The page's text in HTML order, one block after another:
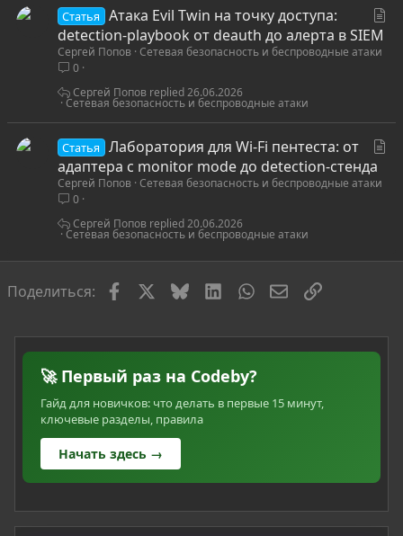
Статья
Атака Evil Twin на точку доступа:
detection-playbook от deauth до алерта в SIEM
Сергей Попов Сетевая безопасность и беспроводные атаки
0
Сетевая безопасность и беспроводные атаки
26.06.2026
Сергей Попов
Статья
Лаборатория для Wi-Fi пентеста: от
адаптера с monitor mode до detection-стенда
Сергей Попов Сетевая безопасность и беспроводные атаки
0
Сетевая безопасность и беспроводные атаки
20.06.2026
Сергей Попов
Поделиться: FacebookBlueskyLinkedInWhatsAppЭлектронная
Ссылка
🚀 Первый раз на Codeby?
Гайд для новичков: что делать в первые 15 минут,
ключевые разделы, правила
Начать здесь →